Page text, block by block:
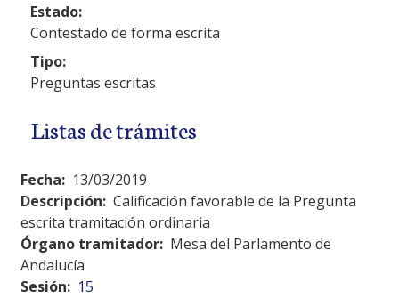
Estado:
Contestado de forma escrita
Tipo:
Preguntas escritas
Listas de trámites
Fecha: 13/03/2019
Descripción: Calificación favorable de la Pregunta
escrita tramitación ordinaria
Órgano tramitador: Mesa del Parlamento de
Andalucía
Sesión: 15